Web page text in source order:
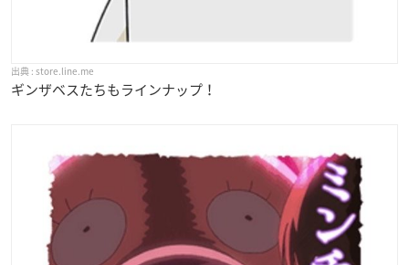
store.line.me
ギンザベスたちもラインナップ！